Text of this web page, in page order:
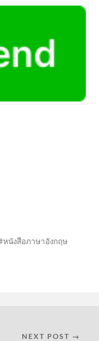
หนังสือภาษาอังกฤษ
NEXT POST →